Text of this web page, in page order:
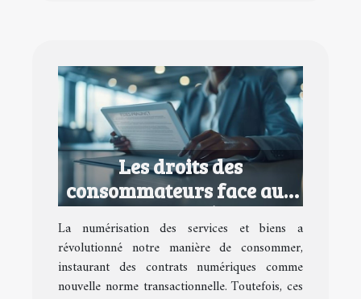
Les droits des
consommateurs face aux
contrats numériques
abusifs
La numérisation des services et biens a
révolutionné notre manière de consommer,
instaurant des contrats numériques comme
nouvelle norme transactionnelle. Toutefois, ces